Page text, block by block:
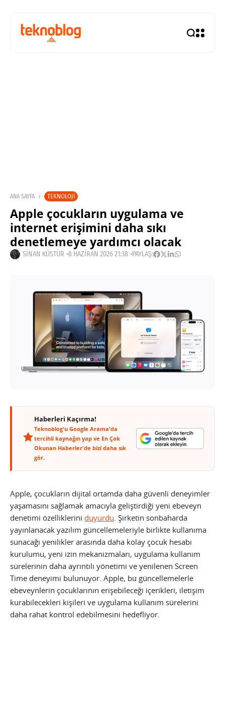
ANA SAYFA TEKNOLOJI
Apple çocukların uygulama ve
internet erişimini daha sıkı
denetlemeye yardımcı olacak
SINAN KÜSTÜR 8 HAZIRAN 2026 21:38 PAYLAŞ:
Haberleri Kaçırma!
Teknoblog'u Google Arama'da
tercihli kaynağın yap ve En Çok
Okunan Haberler'de bizi daha sık
gör.
Apple, çocukların dijital ortamda daha güvenli deneyimler
yaşamasını sağlamak amacıyla geliştirdiği yeni ebeveyn
denetimi özelliklerini duyurdu. Şirketin sonbaharda
yayınlanacak yazılım güncellemeleriyle birlikte kullanıma
sunacağı yenilikler arasında daha kolay çocuk hesabı
kurulumu, yeni izin mekanizmaları, uygulama kullanım
sürelerinin daha ayrıntılı yönetimi ve yenilenen Screen
Time deneyimi bulunuyor. Apple, bu güncellemelerle
ebeveynlerin çocuklarının erişebileceği içerikleri, iletişim
kurabilecekleri kişileri ve uygulama kullanım sürelerini
daha rahat kontrol edebilmesini hedefliyor.